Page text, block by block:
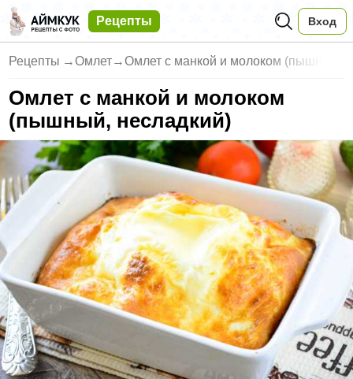
Рецепты Вход
Рецепты →Омлет→Омлет с манкой и молоком (пышн
Омлет с манкой и молоком
(пышный, несладкий)